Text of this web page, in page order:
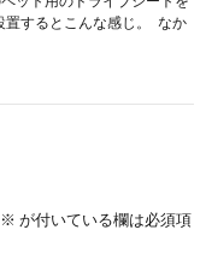
置するとこんな感じ。 なか
※ が付いている欄は必須項